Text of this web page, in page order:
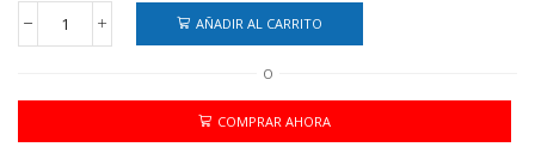
CORTINA
P/
O
1.80
AÑADIR AL CARRITO
O
COMPRAR AHORA